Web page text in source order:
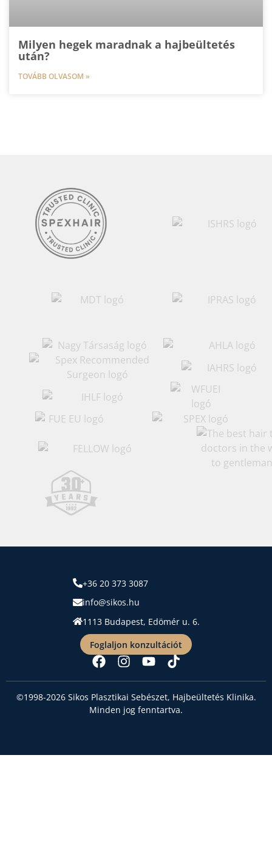
Milyen hegek maradnak a hajbeültetés
után?
TOVÁBB OLVASOM »
+36 20 373 3087
info@sikos.hu
1113 Budapest, Edömér u. 6.
Foglaljon konzultációt
©1998-2026 Sikos Plasztikai Sebészet, Hajbeültetés Klinika.
Minden jog fenntartva.